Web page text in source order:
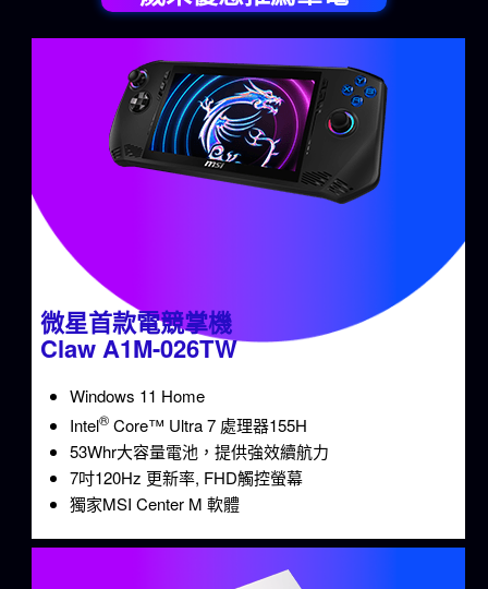
微星首款電競掌機
Claw A1M-026TW
Windows 11 Home
Intel®Core™ Ultra 7 處理器155H
53Whr大容量電池，提供強效續航力
7吋120Hz 更新率, FHD觸控螢幕
獨家MSI Center M 軟體